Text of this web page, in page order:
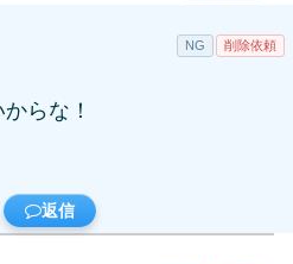
NG 削除依頼
らな！
返信